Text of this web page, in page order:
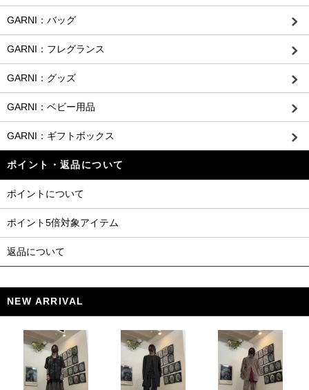
GARNI：バッグ
GARNI：フレグランス
GARNI：グッズ
GARNI：ベビー用品
GARNI：ギフトボックス
ポイント・返品について
ポイントについて
ポイント5倍対象アイテム
返品について
NEW ARRIVAL